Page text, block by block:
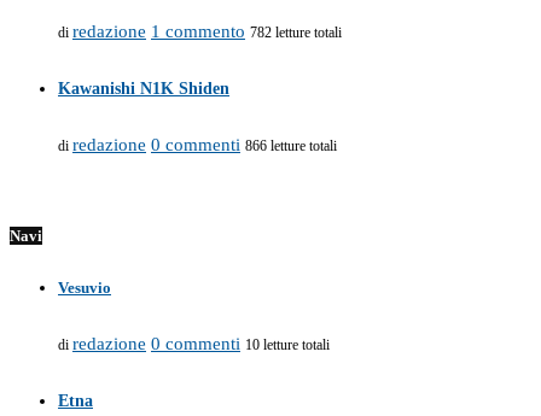
di redazione 1 commento 782 letture totali
Kawanishi N1K Shiden
di redazione 0 commenti 866 letture totali
Navi
Vesuvio
di redazione 0 commenti 10 letture totali
Etna